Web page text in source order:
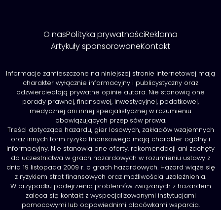
O nasPolityka prywatnościReklama
Artykuły sponsorowaneKontakt
Informacje zamieszczone na niniejszej stronie internetowej mają
charakter wyłącznie informacyjny i publicystyczny oraz
odzwierciedlają prywatne opinie autora. Nie stanowią one
porady prawnej, finansowej, inwestycyjnej, podatkowej,
medycznej ani innej specjalistycznej w rozumieniu
obowiązujących przepisów prawa.
Treści dotyczące hazardu, gier losowych, zakładów wzajemnych
oraz innych form ryzyka finansowego mają charakter ogólny i
informacyjny. Nie stanowią one oferty, rekomendacji ani zachęty
do uczestnictwa w grach hazardowych w rozumieniu ustawy z
dnia 19 listopada 2009 r. o grach hazardowych. Hazard wiąże się
z ryzykiem strat finansowych oraz możliwością uzależnienia.
W przypadku podejrzenia problemów związanych z hazardem
zaleca się kontakt z wyspecjalizowanymi instytucjami
pomocowymi lub odpowiednimi placówkami wsparcia.